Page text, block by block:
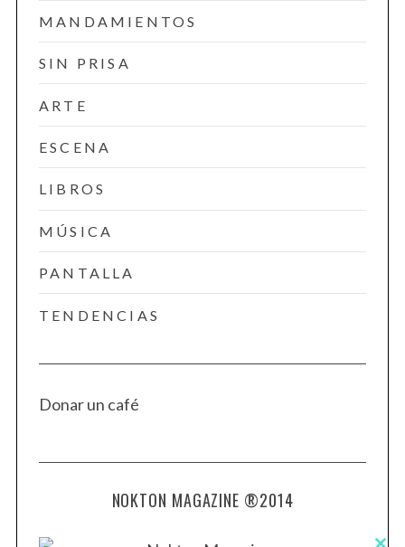
MANDAMIENTOS
SIN PRISA
ARTE
ESCENA
LIBROS
MÚSICA
PANTALLA
TENDENCIAS
Donar un café
NOKTON MAGAZINE ®2014